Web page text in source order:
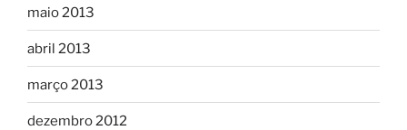
maio 2013
abril 2013
março 2013
dezembro 2012